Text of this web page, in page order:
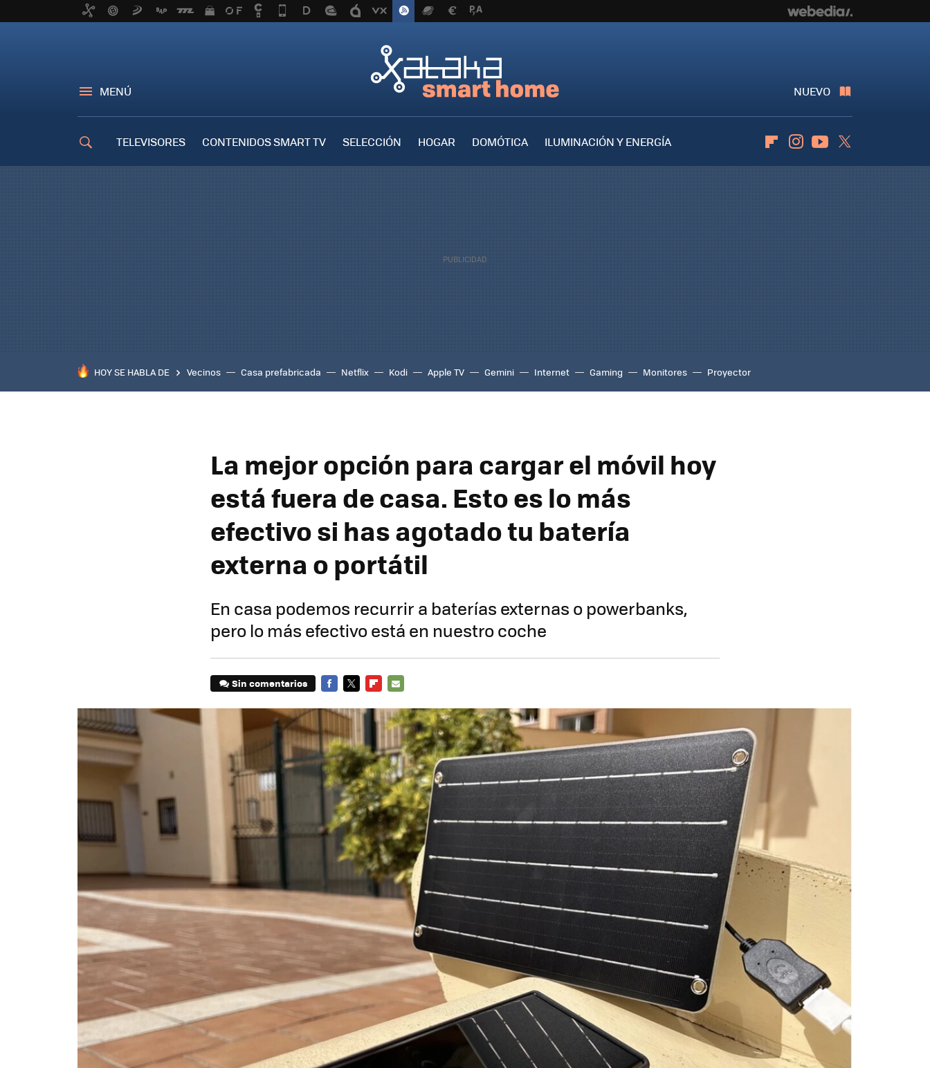
MENÚ NUEVO
TELEVISORES CONTENIDOS SMART TV SELECCIÓN HOGAR DOMÓTICA
ILUMINACIÓN Y ENERGÍA
FlipboardInstagramYoutube
HOY SE HABLA DE Vecinos Casa prefabricada Netflix Kodi Apple TV Gemini Internet Gaming Monitores Proyector
La mejor opción para cargar el móvil hoy
está fuera de casa. Esto es lo más
efectivo si has agotado tu batería
externa o portátil
En casa podemos recurrir a baterías externas o powerbanks,
pero lo más efectivo está en nuestro coche
Sin comentarios
MAIL